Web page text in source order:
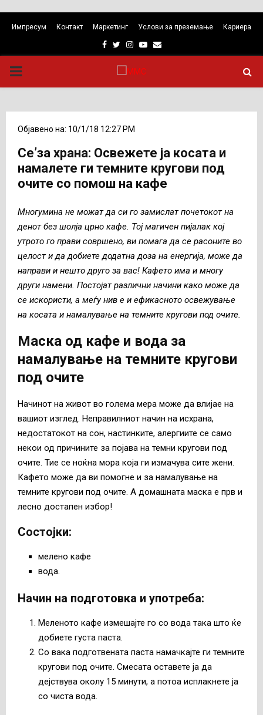
Импресум Контакт Маркетинг Услови за преземање Кариера
Facebook
TwitterInstagram
Youtube
Email
PRIMARY
Објавено на: 10/1/18 12:27 PM
Се’за храна: Освежете ја косата и
намалете ги темните кругови под
очите со помош на кафе
Многумина не можат да си го замислат почетокот на
денот без шолја црно кафе. Тој магичен пијалак кој
утрото го прави совршено, ви помага да се расоните во
целост и да добиете додатна доза на енергија, може да
направи и нешто друго за вас! Кафето има и многу
други намени. Постојат различни начини како може да
се искористи, а меѓу нив е и ефикасното освежување
на косата и намалување на темните кругови под очите.
Маска од кафе и вода за
намалување на темните кругови
под очите
Начинот на живот во голема мера може да влијае на
вашиот изглед. Неправилниот начин на исхрана,
недостатокот на сон, настинките, алергиите се само
некои од причините за појава на темни кругови под
очите. Тие се ноќна мора која ги измачува сите жени.
Кафето може да ви помогне и за намалување на
темните кругови под очите. А домашната маска е прв и
лесно достапен избор!
Состојки:
мелено кафе
вода.
Начин на подготовка и употреба:
Меленото кафе измешајте го со вода така што ќе
добиете густа паста.
Со вака подготвената паста намачкајте ги темните
кругови под очите. Смесата оставете ја да
дејствува околу 15 минути, а потоа исплакнете ја
со чиста вода.